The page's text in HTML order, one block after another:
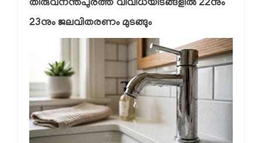
തിരുവനന്തപുരത്ത് വിവിധയിടങ്ങളിൽ 22നും
23നും ജലവിതരണം മുടങ്ങും